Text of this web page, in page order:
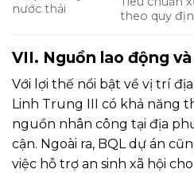
nước thải
theo quy
VII. Nguồn lao động
Với lợi thế nổi bật về vị trí
Linh Trung III có khả năng
nguồn nhân công tại địa
cận. Ngoài ra, BQL dự án
việc hỗ trợ an sinh xã hội